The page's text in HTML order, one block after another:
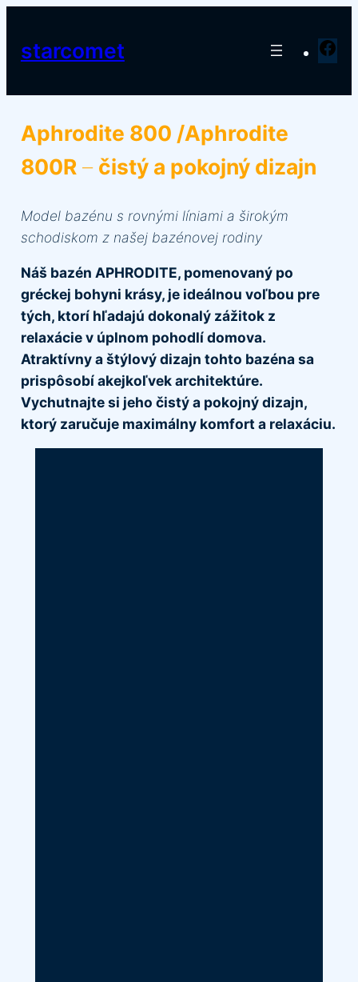
obsah
starcomet
Aphrodite 800 /Aphrodite
800R – čistý a pokojný dizajn
Model bazénu s rovnými líniami a širokým
schodiskom z našej bazénovej rodiny
Náš bazén APHRODITE, pomenovaný po
gréckej bohyni krásy, je ideálnou voľbou pre
tých, ktorí hľadajú dokonalý zážitok z
relaxácie v úplnom pohodlí domova.
Atraktívny a štýlový dizajn tohto bazéna sa
prispôsobí akejkoľvek architektúre.
Vychutnajte si jeho čistý a pokojný dizajn,
ktorý zaručuje maximálny komfort a relaxáciu.